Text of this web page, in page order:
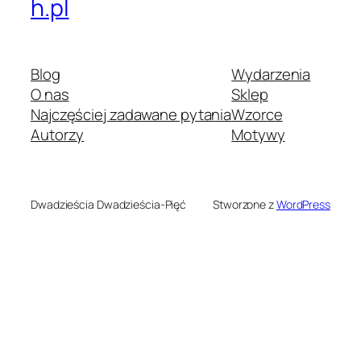
h.pl
Blog
O nas
Najczęściej zadawane pytania
Autorzy
Wydarzenia
Sklep
Wzorce
Motywy
Dwadzieścia Dwadzieścia-Pięć Stworzone zWordPress